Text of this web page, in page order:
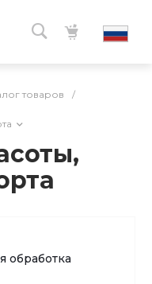
товаров
/
обработка